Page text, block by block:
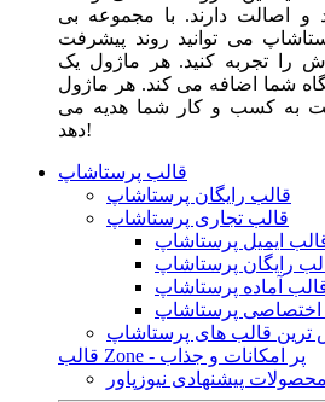
و اصالت دارند. با مجموعه بی
می توانید روند پیشرفت
را تجربه کنید. هر ماژول یک
شما اضافه می کند. هر ماژول
به کسب و کار شما هدیه می
دهد!
قالب پرستاشاپ
قالب رایگان پرستاشاپ
قالب تجاری پرستاشاپ
ایمیل پرستاشاپ
رایگان پرستاشاپ
آماده پرستاشاپ
پرستاشاپ
ترین قالب های پرستاشاپ
قالب Zone - پر امکانات و جذاب
محصولات پیشنهادی نیوزپاور